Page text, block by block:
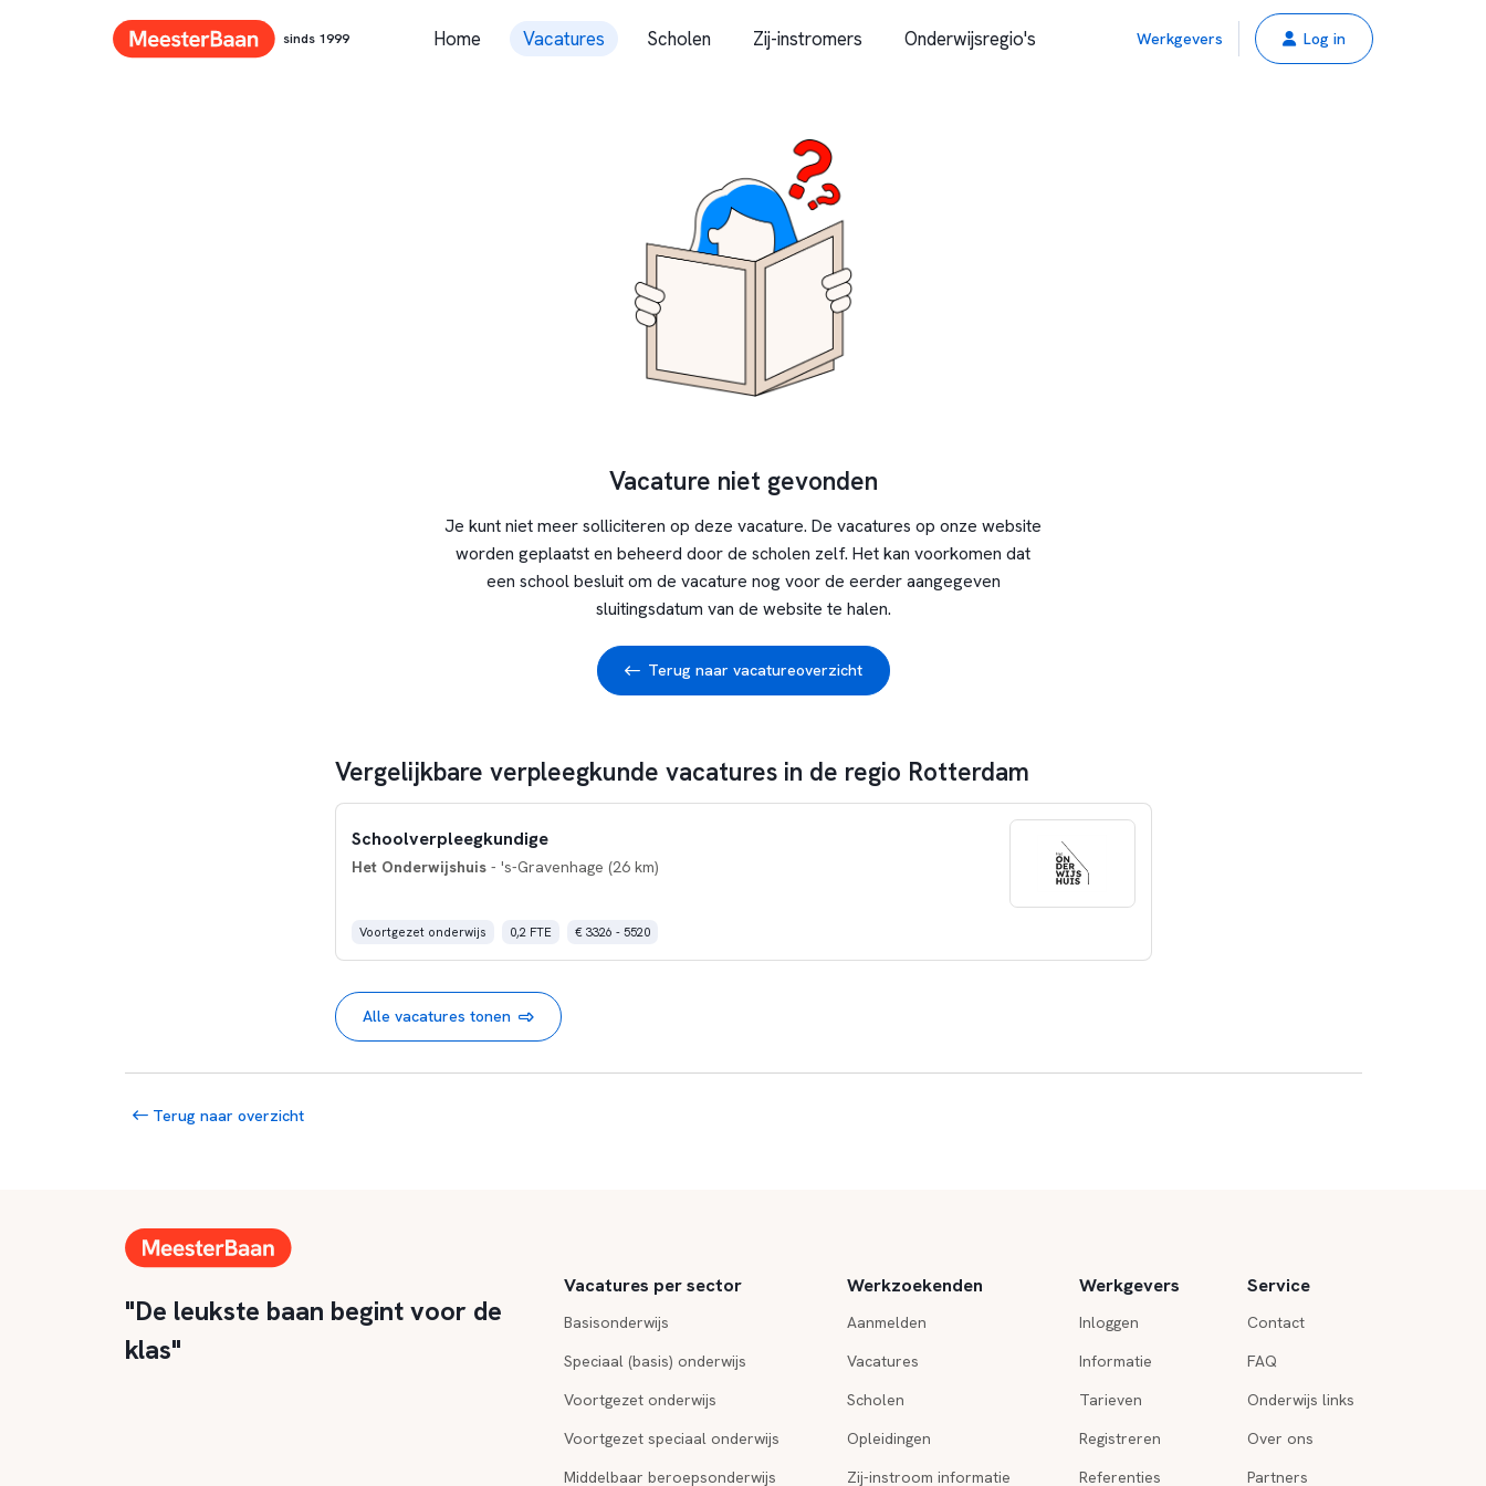
sinds 1999 Home Vacatures Scholen Zij-instromers Onderwijsregio's Werkgevers Log in
Vacature niet gevonden
Je kunt niet meer solliciteren op deze vacature. De vacatures op onze website
worden geplaatst en beheerd door de scholen zelf. Het kan voorkomen dat
een school besluit om de vacature nog voor de eerder aangegeven
sluitingsdatum van de website te halen.
Terug naar vacatureoverzicht
Vergelijkbare verpleegkunde vacatures in de regio Rotterdam
Schoolverpleegkundige
Het Onderwijshuis- 's-Gravenhage (26 km)
Voortgezet onderwijs 0,2 FTE € 3326 - 5520
Alle vacatures tonen
Terug naar overzicht
"De leukste baan begint voor de
klas"
Vacatures per sector
Basisonderwijs
Speciaal (basis) onderwijs
Voortgezet onderwijs
Voortgezet speciaal onderwijs
Middelbaar beroepsonderwijs
Werkzoekenden
Aanmelden
Vacatures
Scholen
Opleidingen
Zij-instroom informatie
Werkgevers
Inloggen
Informatie
Tarieven
Registreren
Referenties
Service
Contact
FAQ
Onderwijs links
Over ons
Partners